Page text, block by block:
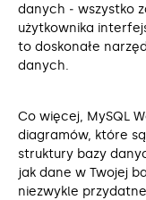
danych ‒ wszystko
użytkownika
to doskonałe
danych.
Co więcej, MySQL
diagramów, które
struktury bazy
jak dane w Twojej
niezwykle